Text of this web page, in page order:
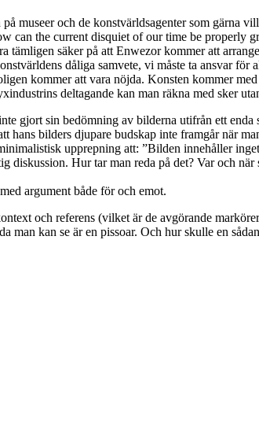
museer och de konstvärldsagenter som gärna
the current disquiet of our time be properly
tämligen säker på att Enwezor kommer att
dåliga samvete, vi måste ta ansvar
kommer att vara nöjda. Konsten kommer
deltagande kan man räkna med sker
gjort sin bedömning av bilderna utifrån ett
hans bilders djupare budskap inte framgår när
upprepning att: ”Bilden innehåller
Hur tar man reda på det? Var och
argument både för och emot.
och referens (vilket är de avgörande
man kan se är en pissoar. Och hur skulle en